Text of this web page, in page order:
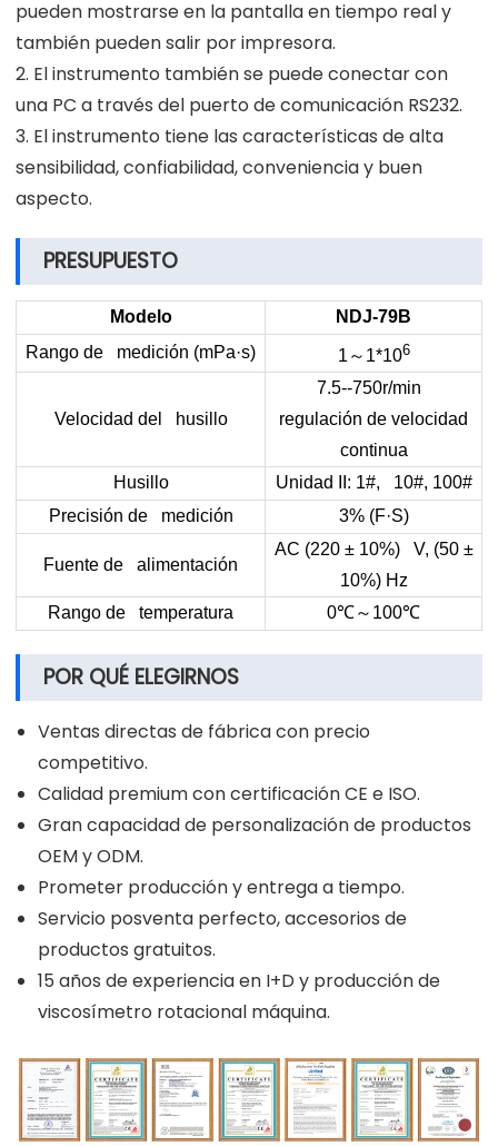
pueden mostrarse en la pantalla en tiempo real y
también pueden salir por impresora.
2. El instrumento también se puede conectar con
una PC a través del puerto de comunicación RS232.
3. El instrumento tiene las características de alta
sensibilidad, confiabilidad, conveniencia y buen
aspecto.
PRESUPUESTO
Modelo
NDJ-79B
Rango de medición (mPa·s)
1～ 1*106
Velocidad del husillo
7.5--750r/min
regulación de velocidad
continua
Husillo
Unidad II: 1#, 10#, 100#
Precisión de medición
3% (F·S)
Fuente de alimentación
AC (220 ± 10%) V, (50 ±
10%) Hz
Rango de temperatura
0℃～ 100℃
POR QUÉ ELEGIRNOS
Ventas directas de fábrica con precio
competitivo.
Calidad premium con certificación CE e ISO.
Gran capacidad de personalización de productos
OEM y ODM.
Prometer producción y entrega a tiempo.
Servicio posventa perfecto, accesorios de
productos gratuitos.
15 años de experiencia en I+D y producción de
viscosímetro rotacional máquina.